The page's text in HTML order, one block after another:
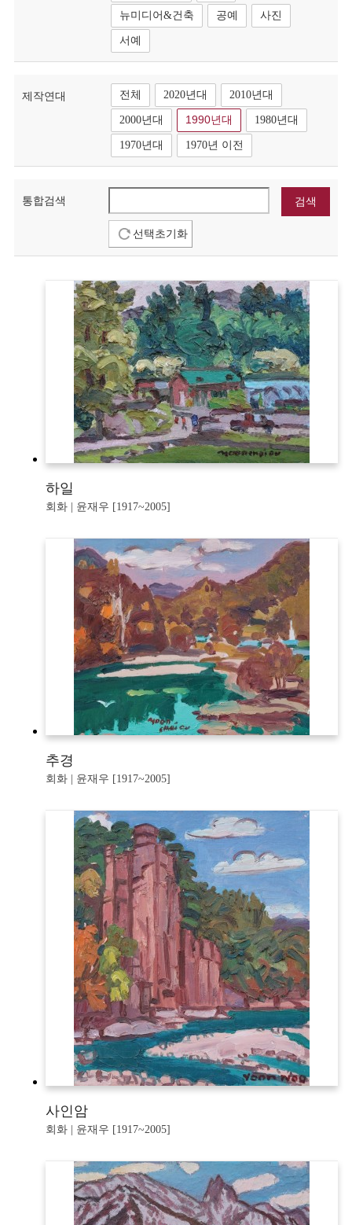
뉴미디어&건축 공예 사진
서예
제작연대 전체 2020년대 2010년대
2000년대 1990년대 1980년대
1970년대 1970년 이전
통합검색
선택초기화
하일
회화 | 윤재우 [1917~2005]
추경
회화 | 윤재우 [1917~2005]
사인암
회화 | 윤재우 [1917~2005]